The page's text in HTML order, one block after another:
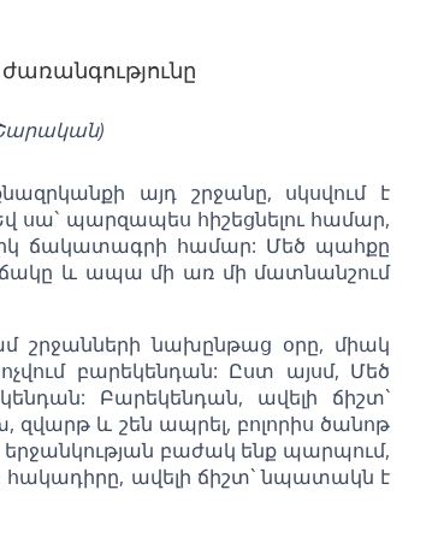
այդ շրջանը, սկսվում է
սա` պարզապես հիշեցնելու համար,
ճակատագրի համար: Մեծ պահքը
և ապա մի առ մի մատնանշում
շրջանների նախընթաց օրը, միակ
բարեկենդան: Ըստ այսմ, Մեծ
Բարեկենդան, ավելի ճիշտ`
զվարթ և շեն ապրել, բոլորիս ծանոթ
երջանկության բաժակ ենք պարպում,
հակադիրը, ավելի ճիշտ` նպատակն է